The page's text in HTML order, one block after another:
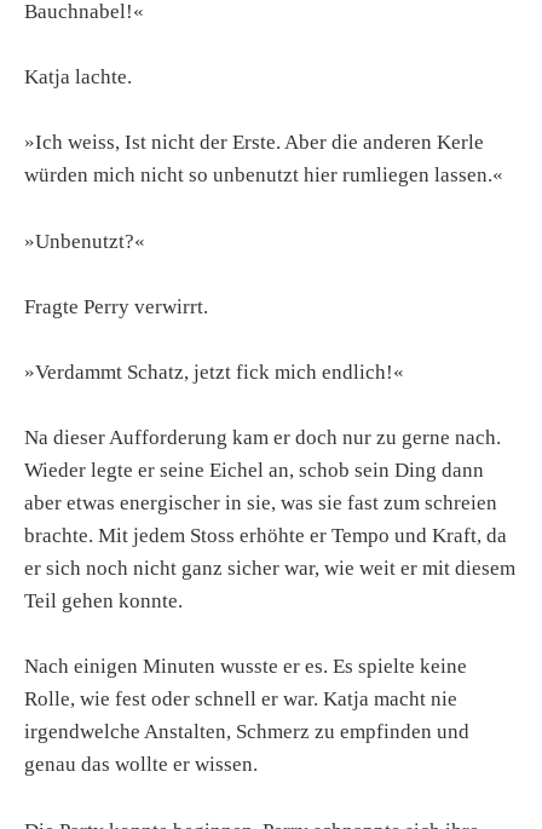
Bauchnabel!«
Katja lachte.
»Ich weiss, Ist nicht der Erste. Aber die anderen Kerle
würden mich nicht so unbenutzt hier rumliegen lassen.«
»Unbenutzt?«
Fragte Perry verwirrt.
»Verdammt Schatz, jetzt fick mich endlich!«
Na dieser Aufforderung kam er doch nur zu gerne nach.
Wieder legte er seine Eichel an, schob sein Ding dann
aber etwas energischer in sie, was sie fast zum schreien
brachte. Mit jedem Stoss erhöhte er Tempo und Kraft, da
er sich noch nicht ganz sicher war, wie weit er mit diesem
Teil gehen konnte.
Nach einigen Minuten wusste er es. Es spielte keine
Rolle, wie fest oder schnell er war. Katja macht nie
irgendwelche Anstalten, Schmerz zu empfinden und
genau das wollte er wissen.